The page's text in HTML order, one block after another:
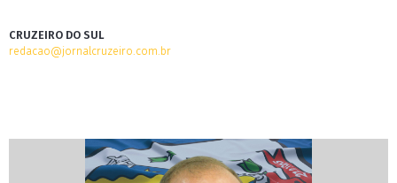
CRUZEIRO DO SUL
redacao@jornalcruzeiro.com.br